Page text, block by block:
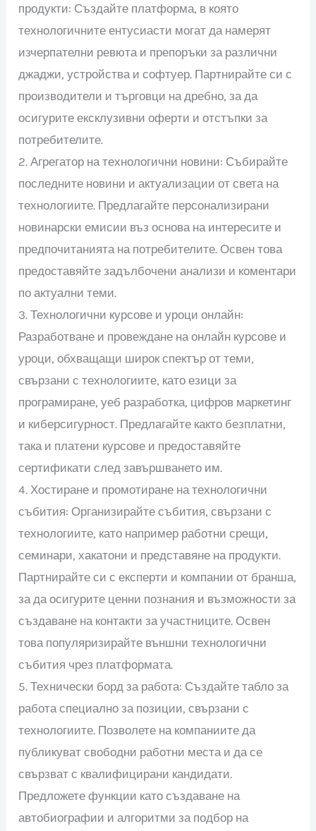
продукти: Създайте платформа, в която
технологичните ентусиасти могат да намерят
изчерпателни ревюта и препоръки за различни
джаджи, устройства и софтуер. Партнирайте си с
производители и търговци на дребно, за да
осигурите ексклузивни оферти и отстъпки за
потребителите.
2. Агрегатор на технологични новини: Събирайте
последните новини и актуализации от света на
технологиите. Предлагайте персонализирани
новинарски емисии въз основа на интересите и
предпочитанията на потребителите. Освен това
предоставяйте задълбочени анализи и коментари
по актуални теми.
3. Технологични курсове и уроци онлайн:
Разработване и провеждане на онлайн курсове и
уроци, обхващащи широк спектър от теми,
свързани с технологиите, като езици за
програмиране, уеб разработка, цифров маркетинг
и киберсигурност. Предлагайте както безплатни,
така и платени курсове и предоставяйте
сертификати след завършването им.
4. Хостиране и промотиране на технологични
събития: Организирайте събития, свързани с
технологиите, като например работни срещи,
семинари, хакатони и представяне на продукти.
Партнирайте си с експерти и компании от бранша,
за да осигурите ценни познания и възможности за
създаване на контакти за участниците. Освен
това популяризирайте външни технологични
събития чрез платформата.
5. Технически борд за работа: Създайте табло за
работа специално за позиции, свързани с
технологиите. Позволете на компаниите да
публикуват свободни работни места и да се
свързват с квалифицирани кандидати.
Предложете функции като създаване на
автобиографии и алгоритми за подбор на